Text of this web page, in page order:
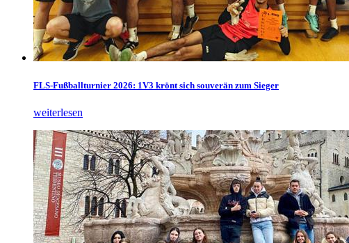
FLS-Fußballturnier 2026: 1V3 krönt sich souverän zum Sieger
weiterlesen